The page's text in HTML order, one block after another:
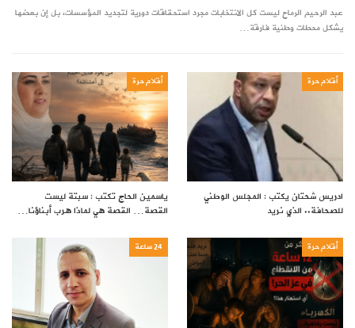
عبد الرحيم الرماح ليست كل الانتخابات مجرد استحقاقات دورية لتجديد المؤسسات، بل إن بعضها
يشكل محطات وطنية فارقة…
أقلام حرة
ادريس شحتان يكتب : المجلس الوطني
للصحافة.. الذي نريد
أقلام حرة
ياسمين الحاج تكتب : سبتة ليست
القصة… القصة هي لماذا هرب أبناؤنا…
أقلام حرة 24 ساعة